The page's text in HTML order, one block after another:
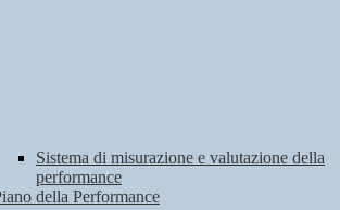
Sistema di misurazione e valutazione della
performance
della Performance